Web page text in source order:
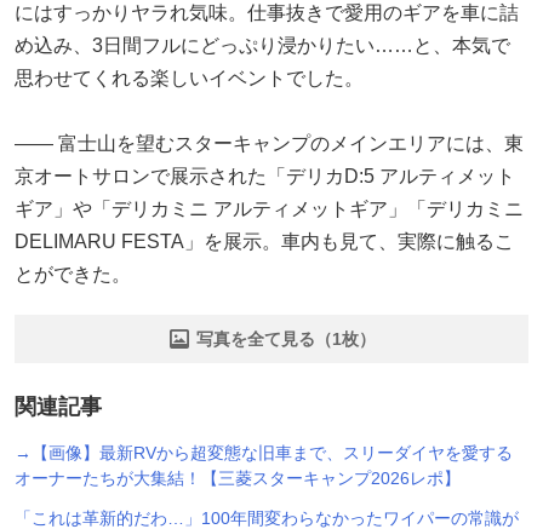
にはすっかりヤラれ気味。仕事抜きで愛用のギアを車に詰
め込み、3日間フルにどっぷり浸かりたい……と、本気で
思わせてくれる楽しいイベントでした。
―― 富士山を望むスターキャンプのメインエリアには、東
京オートサロンで展示された「デリカD:5 アルティメット
ギア」や「デリカミニ アルティメットギア」「デリカミニ
DELIMARU FESTA」を展示。車内も見て、実際に触るこ
とができた。
写真を全て見る（1枚）
関連記事
→【画像】最新RVから超変態な旧車まで、スリーダイヤを愛する
オーナーたちが大集結！【三菱スターキャンプ2026レポ】
「これは革新的だわ…」100年間変わらなかったワイパーの常識が